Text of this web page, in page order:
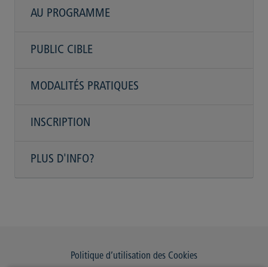
AU PROGRAMME
PUBLIC CIBLE
MODALITÉS PRATIQUES
INSCRIPTION
PLUS D'INFO?
Politique d’utilisation des Cookies